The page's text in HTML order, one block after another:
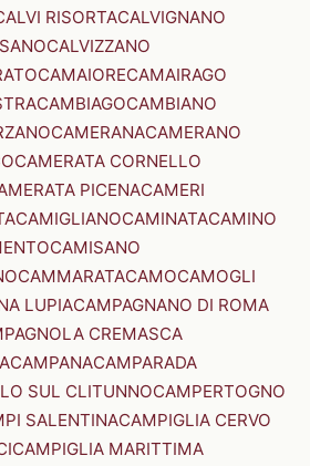
RISORTACALVIGNANO
CALVIZZANO
CAMAIORECAMAIRAGO
CAMBIAGOCAMBIANO
CAMERANACAMERANO
CAMERATA CORNELLO
PICENACAMERI
CAMIGLIANOCAMINATACAMINO
CAMISANO
CAMMARATACAMOCAMOGLI
LUPIACAMPAGNANO DI ROMA
CREMASCA
CAMPANACAMPARADA
SUL CLITUNNOCAMPERTOGNO
SALENTINACAMPIGLIA CERVO
CAMPIGLIA MARITTIMA